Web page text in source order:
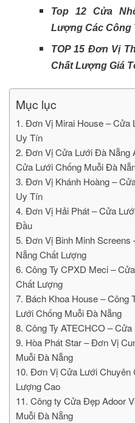
Top 12 Cửa
Lượng Các Công
TOP 15 Đơn Vị
Chất Lượng Giá
Mục lục
1. Đơn Vị Mirai House – Cửa
Uy Tín
2. Đơn Vị Cửa Lưới Đà Nẵng
Cửa Lưới Chống Muỗi Đà
3. Đơn Vị Khánh Hoàng –
Uy Tín
4. Đơn Vị Hải Phát – Cửa
Đầu
5. Đơn Vị Binh Minh
Nẵng Chất Lượng
6. Công Ty CPXD Meci –
Chất Lượng
7. Bách Khoa House – Công
Lưới Chống Muỗi Đà Nẵng
8. Công Ty ATECHCO –
9. Hòa Phát Star – Đơn Vị
Muỗi Đà Nẵng
10. Đơn Vị Cửa Lưới Chuyên
Lượng Cao
11. Công ty Cửa Đẹp Adoor
Muỗi Đà Nẵng